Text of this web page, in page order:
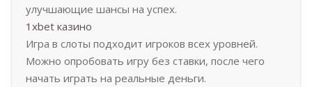
улучшающие шансы на успех.
1xbet казино
Игра в слоты подходит игроков всех уровней.
Можно опробовать игру без ставки, после чего
начать играть на реальные деньги.